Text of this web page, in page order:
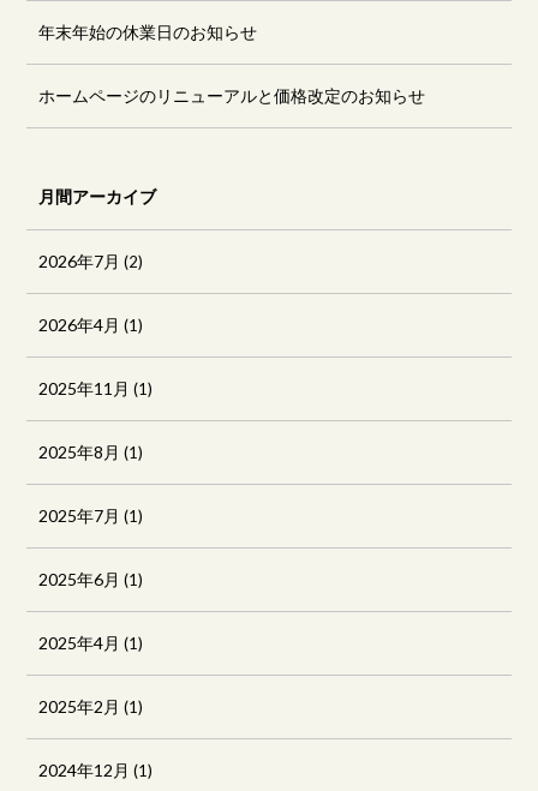
年末年始の休業日のお知らせ
ホームページのリニューアルと価格改定のお知らせ
月間アーカイブ
2026年7月 (2)
2026年4月 (1)
2025年11月 (1)
2025年8月 (1)
2025年7月 (1)
2025年6月 (1)
2025年4月 (1)
2025年2月 (1)
2024年12月 (1)